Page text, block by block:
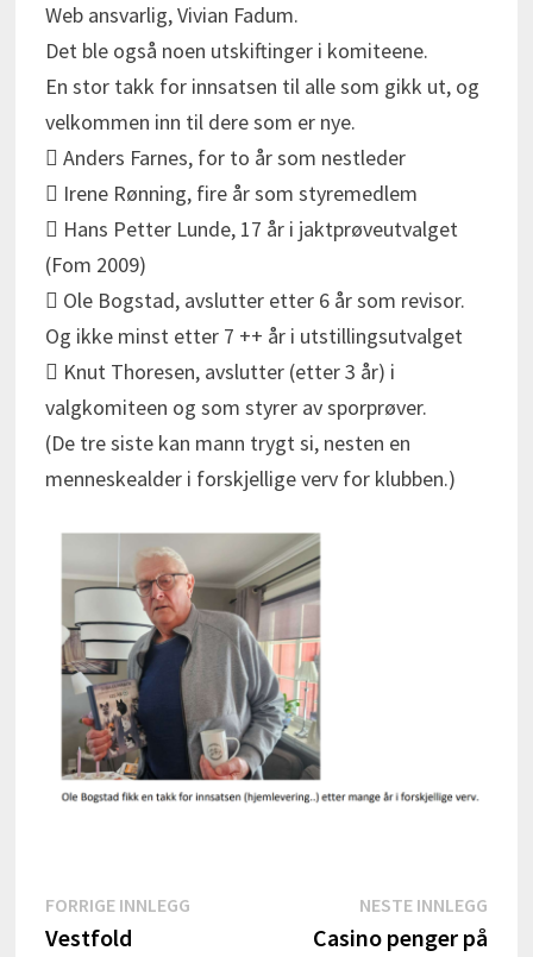
Web ansvarlig, Vivian Fadum.
Det ble også noen utskiftinger i komiteene.
En stor takk for innsatsen til alle som gikk ut, og
velkommen inn til dere som er nye.
 Anders Farnes, for to år som nestleder
 Irene Rønning, fire år som styremedlem
 Hans Petter Lunde, 17 år i jaktprøveutvalget
(Fom 2009)
 Ole Bogstad, avslutter etter 6 år som revisor.
Og ikke minst etter 7 ++ år i utstillingsutvalget
 Knut Thoresen, avslutter (etter 3 år) i
valgkomiteen og som styrer av sporprøver.
(De tre siste kan mann trygt si, nesten en
menneskealder i forskjellige verv for klubben.)
Innleggsnavigasjon
FORRIGE INNLEGGForrige
Vestfold
NESTE INNLEGG
Casino penger på